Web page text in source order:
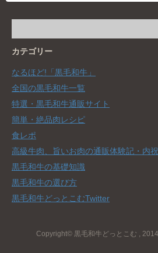
カテゴリー
なるほど!「黒毛和牛」
全国の黒毛和牛一覧
特選・黒毛和牛通販サイト
簡単・絶品肉レシピ
食レポ
高級牛肉、旨いお肉の通販体験記・内
黒毛和牛の基礎知識
黒毛和牛の選び方
黒毛和牛どっとこむTwitter
Copyright© 黒毛和牛どっとこむ ,